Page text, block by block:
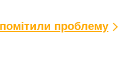
проблему